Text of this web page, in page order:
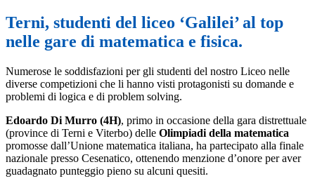
Terni, studenti del liceo ‘Galilei’ al top
nelle gare di matematica e fisica.
Numerose le soddisfazioni per gli studenti del nostro Liceo nelle
diverse competizioni che li hanno visti protagonisti su domande e
problemi di logica e di problem solving.
Edoardo Di Murro (4H), primo in occasione della gara distrettuale
(province di Terni e Viterbo) delle Olimpiadi della matematica
promosse dall’Unione matematica italiana, ha partecipato alla finale
nazionale presso Cesenatico, ottenendo menzione d’onore per aver
guadagnato punteggio pieno su alcuni quesiti.